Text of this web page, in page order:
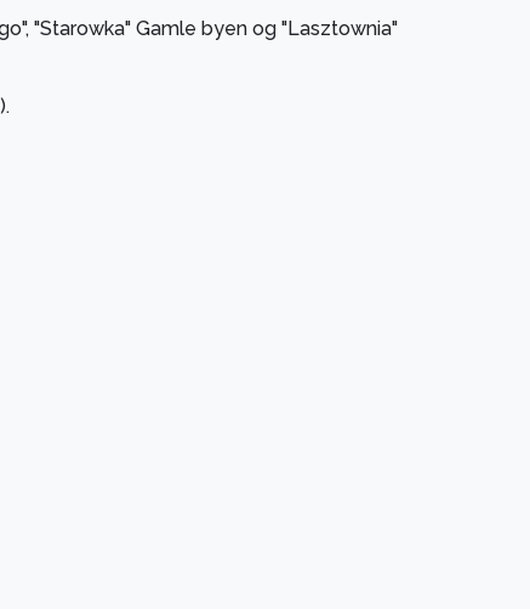
"Starowka" Gamle byen og "Lasztownia"